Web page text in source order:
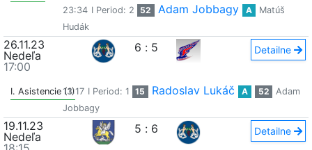
23:34 I Period: 2 52 Adam Jobbagy A
Matúš
Hudák
26.11.23
Nedeľa
17:00
6 : 5 Detailne
I. Asistencie (1)13:17 I Period: 1 15 Radoslav Lukáč A 52
Adam
Jobbagy
19.11.23
Nedeľa
5 : 6 Detailne